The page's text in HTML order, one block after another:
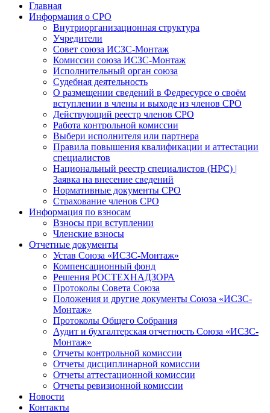
Главная
Информация о СРО
Внутриорганизационная структура
Учредители
Совет союза ИСЗС-Монтаж
Комиссии союза ИСЗС-Монтаж
Исполнительный орган союза
Судебная деятельность
О размещении сведений в Федресурсе о своём
вступлении в члены и выходе из членов СРО
Действующий реестр членов СРО
Работа контрольной комиссии
Выбери исполнителя или партнера
Правила повышения квалификации и аттестации
специалистов
Национальный реестр специалистов (НРС) |
Заявка на внесение сведений
Нормативные документы СРО
Страхование членов СРО
Информация по взносам
Взносы при вступлении
Членские взносы
Отчетные документы
Устав Союза «ИСЗС-Монтаж»
Компенсационный фонд
Решения РОСТЕХНАДЗОРА
Протоколы Совета Союза
Положения и другие документы Союза «ИСЗС-
Монтаж»
Протоколы Общего Собрания
Аудит и бухгалтерская отчетность Союза «ИСЗС-
Монтаж»
Отчеты контрольной комиссии
Отчеты дисциплинарной комиссии
Отчеты аттестационной комиссии
Отчеты ревизионной комиссии
Новости
Контакты